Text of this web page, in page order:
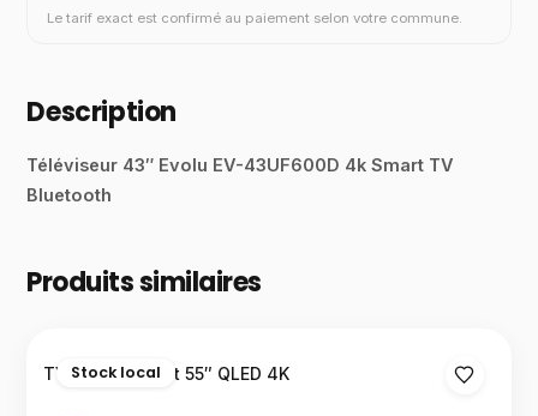
Le tarif exact est confirmé au paiement selon votre commune.
Description
Téléviseur 43″ Evolu EV-43UF600D 4k Smart TV
Bluetooth
Produits similaires
Stock local
TV Ocean Smart 55″ QLED 4K